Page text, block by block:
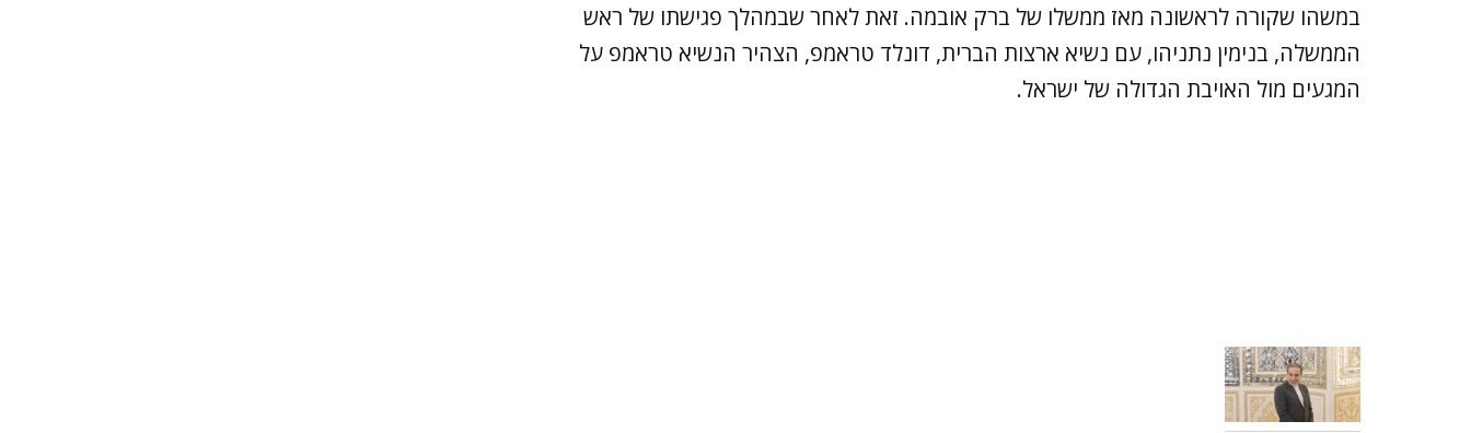
במשהו שקורה לראשונה מאז ממשלו של ברק אובמה. זאת לאחר שבמהלך פגישתו של ראש
הממשלה, בנימין נתניהו, עם נשיא ארצות הברית, דונלד טראמפ, הצהיר הנשיא טראמפ על
המגעים מול האויבת הגדולה של ישראל.